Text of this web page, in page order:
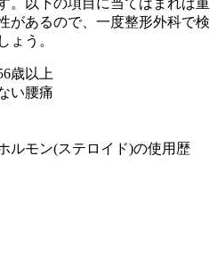
があるので、一度整形外科で検
ょう。
歳以上
い腰痛
ルモン(ステロイド)の使用歴